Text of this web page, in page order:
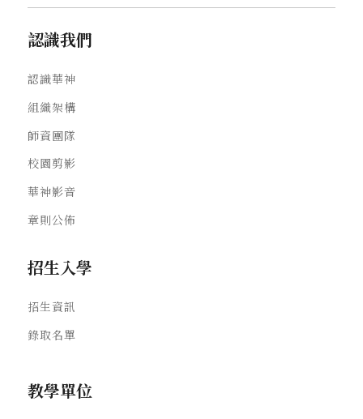
認識我們
認識華神
組織架構
師資團隊
校園剪影
華神影音
章則公佈
招生入學
招生資訊
錄取名單
教學單位